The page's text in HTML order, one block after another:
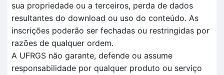
sua propriedade ou a terceiros, perda de dados
resultantes do download ou uso do conteúdo. As
inscrições poderão ser fechadas ou restringidas por
razões de qualquer ordem.
A UFRGS não garante, defende ou assume
responsabilidade por qualquer produto ou serviço